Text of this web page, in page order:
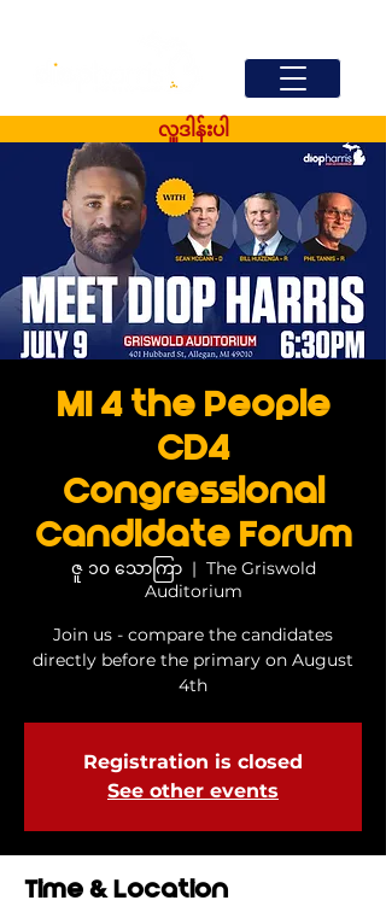
လှူဒါန်းပါ
MI 4 the People
CD4
Congressional
Candidate Forum
ဇူ ၁၀ သောကြာ
  |
The Griswold
Auditorium
Join us - compare the candidates
directly before the primary on August
4th
Registration is closed
See other events
Time & Location